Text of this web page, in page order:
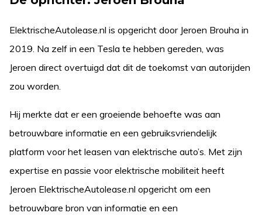
ElektrischeAutolease.nl is opgericht door Jeroen Brouha in
2019. Na zelf in een Tesla te hebben gereden, was
Jeroen direct overtuigd dat dit de toekomst van autorijden
zou worden.
Hij merkte dat er een groeiende behoefte was aan
betrouwbare informatie en een gebruiksvriendelijk
platform voor het leasen van elektrische auto’s. Met zijn
expertise en passie voor elektrische mobiliteit heeft
Jeroen ElektrischeAutolease.nl opgericht om een
betrouwbare bron van informatie en een